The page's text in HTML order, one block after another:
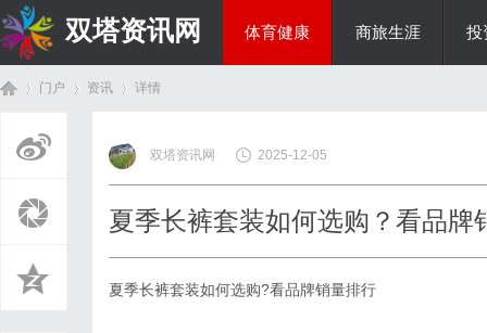
双塔资讯网 体育健康 商旅生涯 投
门户 资讯
›
详情
双塔资讯网 2025-12-05
夏季长裤套装如何选购？看品牌
夏季长裤套装如何选购?看品牌销量排行